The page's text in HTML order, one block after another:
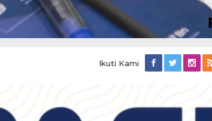
Ikuti Kami